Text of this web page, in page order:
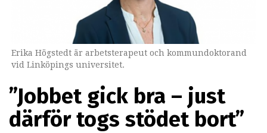
Erika Högstedt är arbetsterapeut och kommundoktorand
vid Linköpings universitet.
”Jobbet gick bra – just
därför togs stödet bort”